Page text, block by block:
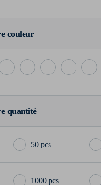
couleur
quantité
50 pcs
1000 pcs